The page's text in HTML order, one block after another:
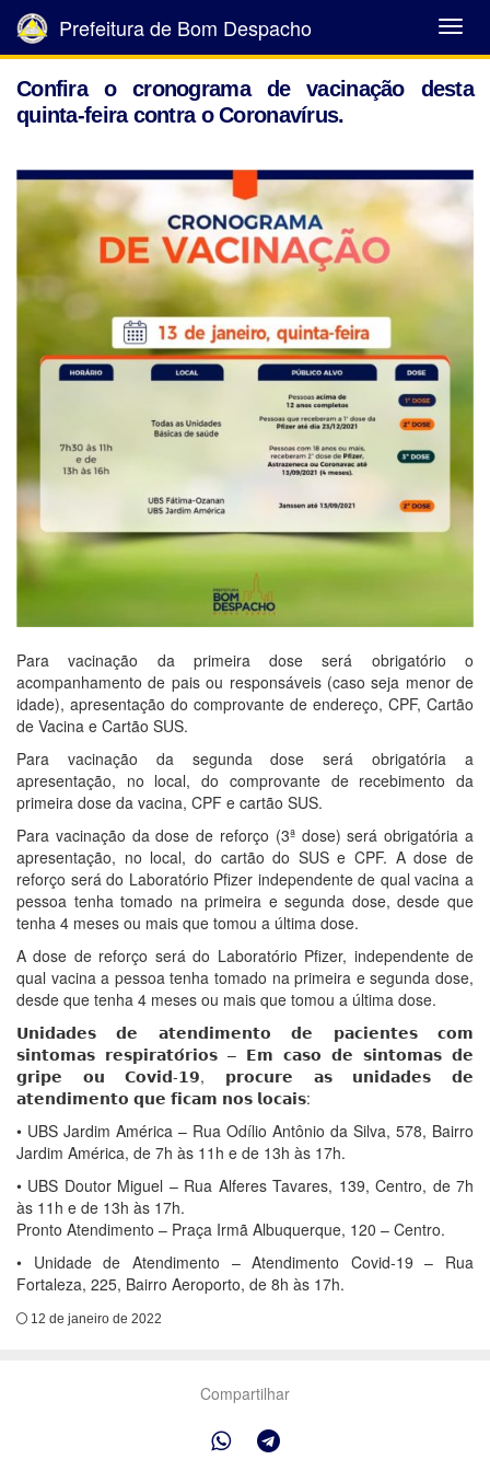
Abrir
Menu
Prefeitura de Bom Despacho
Confira o cronograma de vacinação desta
quinta-feira contra o Coronavírus.
Para vacinação da primeira dose será obrigatório o
acompanhamento de pais ou responsáveis (caso seja menor de
idade), apresentação do comprovante de endereço, CPF, Cartão
de Vacina e Cartão SUS.
Para vacinação da segunda dose será obrigatória a
apresentação, no local, do comprovante de recebimento da
primeira dose da vacina, CPF e cartão SUS.
Para vacinação da dose de reforço (3ª dose) será obrigatória a
apresentação, no local, do cartão do SUS e CPF. A dose de
reforço será do Laboratório Pfizer independente de qual vacina a
pessoa tenha tomado na primeira e segunda dose, desde que
tenha 4 meses ou mais que tomou a última dose.
A dose de reforço será do Laboratório Pfizer, independente de
qual vacina a pessoa tenha tomado na primeira e segunda dose,
desde que tenha 4 meses ou mais que tomou a última dose.
𝗨𝗻𝗶𝗱𝗮𝗱𝗲𝘀 𝗱𝗲 𝗮𝘁𝗲𝗻𝗱𝗶𝗺𝗲𝗻𝘁𝗼 𝗱𝗲 𝗽𝗮𝗰𝗶𝗲𝗻𝘁𝗲𝘀 𝗰𝗼𝗺
𝘀𝗶𝗻𝘁𝗼𝗺𝗮𝘀 𝗿𝗲𝘀𝗽𝗶𝗿𝗮𝘁𝗼́𝗿𝗶𝗼𝘀 – 𝗘𝗺 𝗰𝗮𝘀𝗼 𝗱𝗲 𝘀𝗶𝗻𝘁𝗼𝗺𝗮𝘀 𝗱𝗲
𝗴𝗿𝗶𝗽𝗲 𝗼𝘂 𝗖𝗼𝘃𝗶𝗱-𝟭𝟵, 𝗽𝗿𝗼𝗰𝘂𝗿𝗲 𝗮𝘀 𝘂𝗻𝗶𝗱𝗮𝗱𝗲𝘀 𝗱𝗲
𝗮𝘁𝗲𝗻𝗱𝗶𝗺𝗲𝗻𝘁𝗼 𝗾𝘂𝗲 𝗳𝗶𝗰𝗮𝗺 𝗻𝗼𝘀 𝗹𝗼𝗰𝗮𝗶𝘀:
• UBS Jardim América – Rua Odílio Antônio da Silva, 578, Bairro
Jardim América, de 7h às 11h e de 13h às 17h.
• UBS Doutor Miguel – Rua Alferes Tavares, 139, Centro, de 7h
às 11h e de 13h às 17h.
Pronto Atendimento – Praça Irmã Albuquerque, 120 – Centro.
• Unidade de Atendimento – Atendimento Covid-19 – Rua
Fortaleza, 225, Bairro Aeroporto, de 8h às 17h.
12 de janeiro de 2022
Compartilhar